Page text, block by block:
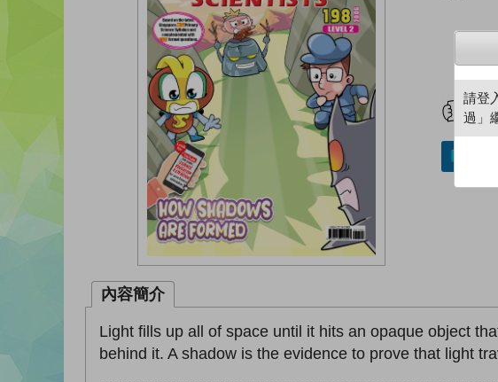
內容簡介
Light fills up all of space until it hits an opaque object
behind it. A shadow is the evidence to prove that light
請登
過」